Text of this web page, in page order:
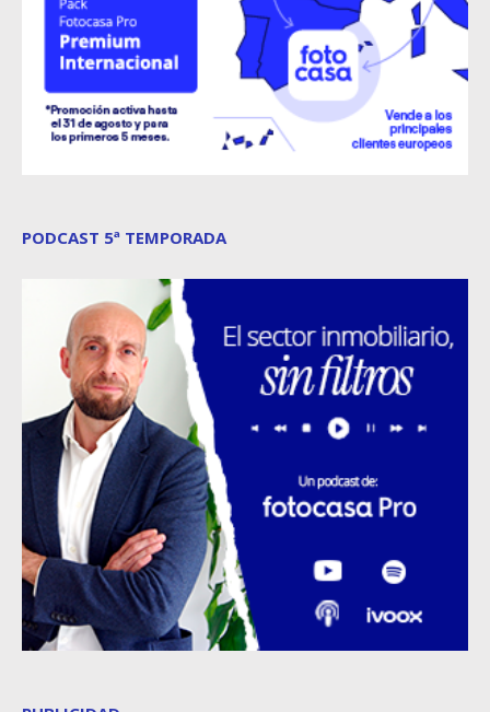
PODCAST 5ª TEMPORADA